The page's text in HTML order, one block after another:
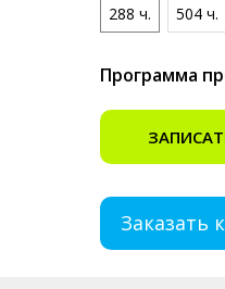
288 ч.
504 ч.
Программа
Заказать